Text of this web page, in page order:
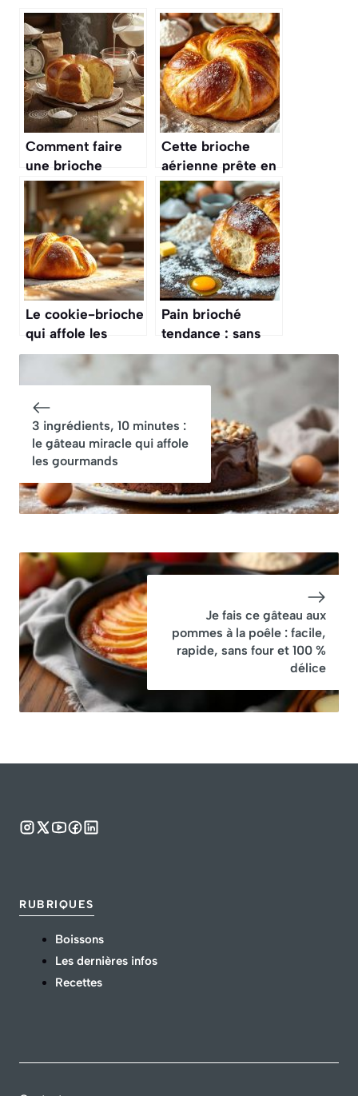
Comment faire
une brioche
maison soi-même
facilement ? Je
vous dévoile mes
astuces
Cette brioche
aérienne prête en
5 min bluffe
même les
boulangers
Le cookie-brioche
qui affole les
gourmands
Pain brioché
tendance : sans
pétrissage et
résultat bluffant
3 ingrédients, 10 minutes :
le gâteau miracle qui affole
les gourmands
Je fais ce gâteau aux
pommes à la poêle : facile,
rapide, sans four et 100 %
délice
RUBRIQUES
Boissons
Les dernières infos
Recettes